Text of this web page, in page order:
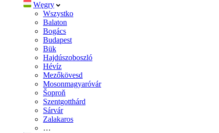
Węgry
Wszystko
Balaton
Bogács
Budapest
Bük
Hajdúszoboszló
Hévíz
Mezőkövesd
Mosonmagyaróvár
Šoproň
Szentgotthárd
Sárvár
Zalakaros
…